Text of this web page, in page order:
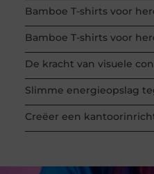
Bamboe T-shirts voor
Bamboe T-shirts voor
De kracht van visuele
Slimme energieopslag
Creëer een